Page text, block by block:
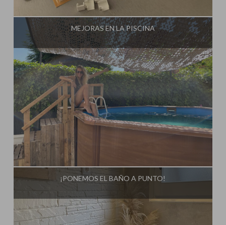
Influencer:
MEJORAS EN LA PISCINA
¡PONEMOS EL BAÑO A PUNTO!